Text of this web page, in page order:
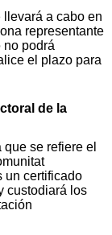
llevará a cabo en
representante
no podrá
el plazo para
de la
se refiere el
un certificado
custodiará los